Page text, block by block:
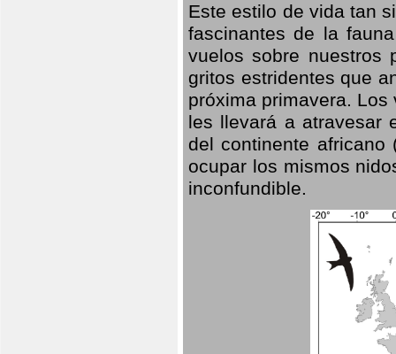
Este estilo de vida tan
fascinantes de la
vuelos sobre nuestros
gritos estridentes que
próxima primavera.
les llevará a atravesar
del continente
ocupar los mismos
inconfundible.